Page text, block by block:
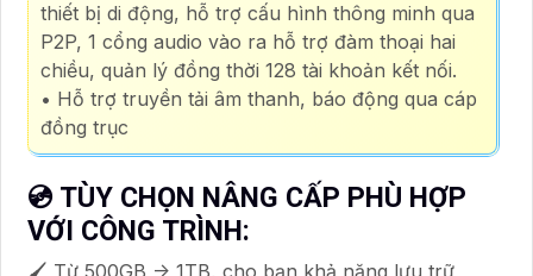
thiết bị di động, hỗ trợ cấu hình thông minh qua
P2P, 1 cổng audio vào ra hỗ trợ đàm thoại hai
chiều, quản lý đồng thời 128 tài khoản kết nối.
• Hỗ trợ truyền tải âm thanh, báo động qua cáp
đồng trục
💿 TÙY CHỌN NÂNG CẤP PHÙ HỢP
VỚI CÔNG TRÌNH: